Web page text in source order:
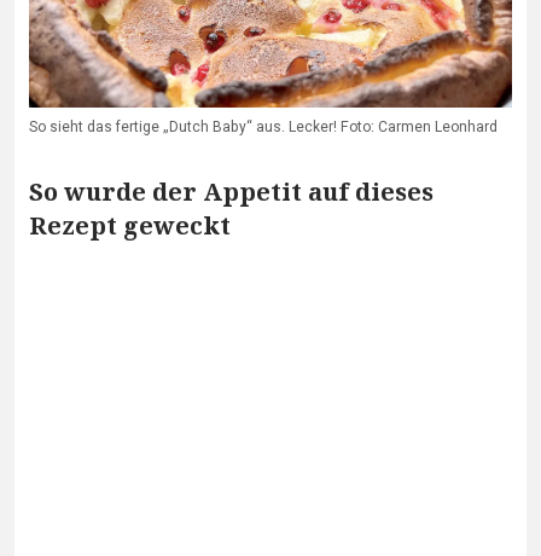
So sieht das fertige „Dutch Baby“ aus. Lecker! Foto: Carmen Leonhard
So wurde der Appetit auf dieses
Rezept geweckt